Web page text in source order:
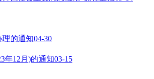
理的通知04-30
年12月)的通知03-15